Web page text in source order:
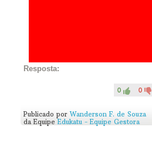
Resposta:
0 0
Publicado por Wanderson F. de Souza
da Equipe Edukatu - Equipe Gestora